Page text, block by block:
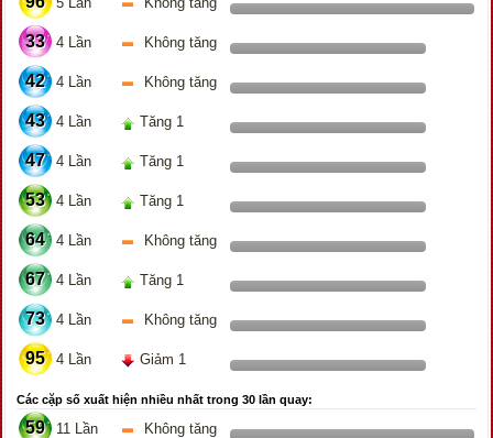
33 4 Lần Không tăng
42 4 Lần Không tăng
43 4 Lần Tăng 1
47 4 Lần Tăng 1
53 4 Lần Tăng 1
64 4 Lần Không tăng
67 4 Lần Tăng 1
73 4 Lần Không tăng
95 4 Lần Giảm 1
Các cặp số xuất hiện nhiều nhất trong 30 lần quay:
59 11 Lần Không tăng